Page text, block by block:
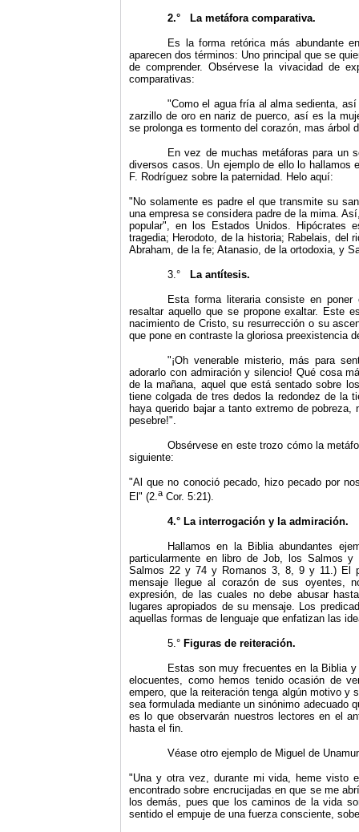
2.° La metáfora comparativa.
Es la forma retórica más abundante
aparecen dos términos: Uno principal que se
de comprender. Obsérvese la vivacidad de
comparativas:
"Como el agua fría al alma sedienta,
zarzillo de oro en nariz de puerco, así es la
se prolonga es tormento del corazón, mas árbol
En vez de muchas metáforas para un
diversos casos. Un ejemplo de ello lo hallamos
F. Rodríguez sobre la paternidad. Helo aquí:
"No solamente es padre el que transmite su
una empresa se considera padre de la mima.
popular", en los Estados Unidos. Hipócrates
tragedia; Herodoto, de la historia; Rabelais, del
Abraham, de la fe; Atanasio, de la ortodoxia, y
3.° La antítesis.
Esta forma literaria consiste en poner
resaltar aquello que se propone exaltar. Este
nacimiento de Cristo, su resurrección o su
que pone en contraste la gloriosa preexistencia
"¡Oh venerable misterio, más para
adorarlo con admiración y silencio! Qué cosa
de la mañana, aquel que está sentado sobre
tiene colgada de tres dedos la redondez de la
haya querido bajar a tanto extremo de
pesebre!".
Obsérvese en este trozo cómo la
siguiente:
"Al que no conoció pecado, hizo pecado por
El" (2.a Cor. 5:21).
4.° La interrogación y la admiración.
Hallamos en la Biblia abundantes
particularmente en libro de Job, los Salmos
Salmos 22 y 74 y Romanos 3, 8, 9 y 11.) El
mensaje llegue al corazón de sus oyentes,
expresión, de las cuales no debe abusar
lugares apropiados de su mensaje. Los
aquellas formas de lenguaje que enfatizan las
5.° Figuras de reiteración.
Estas son muy frecuentes en la Biblia
elocuentes, como hemos tenido ocasión de
empero, que la reiteración tenga algún motivo y
sea formulada mediante un sinónimo adecuado
es lo que observarán nuestros lectores en el
hasta el fin.
Véase otro ejemplo de Miguel de
"Una y otra vez, durante mi vida, heme visto
encontrado sobre encrucijadas en que se me
los demás, pues que los caminos de la vida
sentido el empuje de una fuerza consciente,